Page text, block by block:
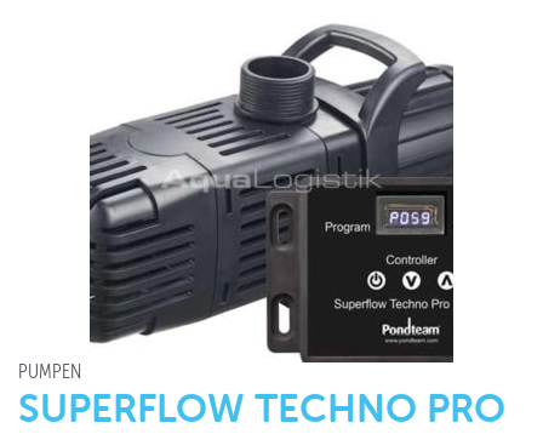
PUMPEN
SUPERFLOW TECHNO PRO